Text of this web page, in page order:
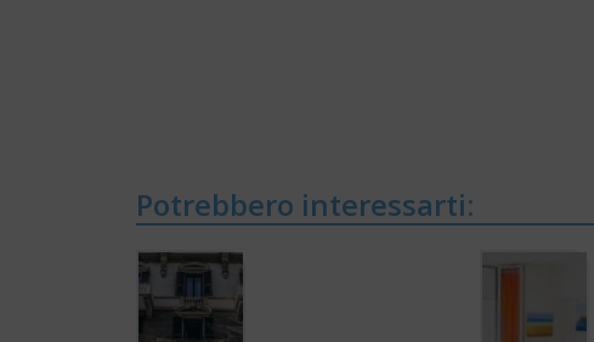
Potrebbero interessarti: